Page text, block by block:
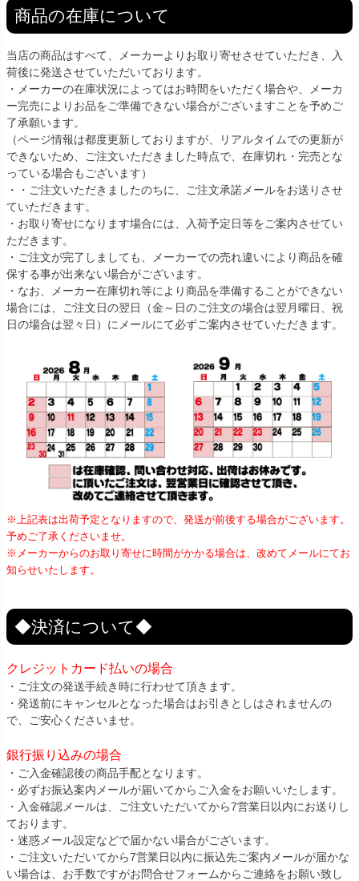
商品の在庫について
当店の商品はすべて、メーカーよりお取り寄せさせていただき、入
荷後に発送させていただいております。
・メーカーの在庫状況によってはお時間をいただく場合や、メーカ
ー完売によりお品をご準備できない場合がございますことを予めご
了承願います。
（ページ情報は都度更新しておりますが、リアルタイムでの更新が
できないため、ご注文いただきました時点で、在庫切れ・完売とな
っている場合もございます）
・・ご注文いただきましたのちに、ご注文承諾メールをお送りさせ
ていただきます。
・お取り寄せになります場合には、入荷予定日等をご案内させてい
ただきます。
・ご注文が完了しましても、メーカーでの売れ違いにより商品を確
保する事が出来ない場合がございます。
・なお、メーカー在庫切れ等により商品を準備することができない
場合には、ご注文日の翌日（金～日のご注文の場合は翌月曜日、祝
日の場合は翌々日）にメールにて必ずご案内させていただきます。
※上記表は出荷予定となりますので、発送が前後する場合がございます。
予めご了承くださいませ。
※メーカーからのお取り寄せに時間がかかる場合は、改めてメールにてお
知らせいたします。
◆決済について◆
クレジットカード払いの場合
・ご注文の発送手続き時に行わせて頂きます。
・発送前にキャンセルとなった場合はお引きとしはされませんの
で、ご安心くださいませ。
銀行振り込みの場合
・ご入金確認後の商品手配となります。
・必ずお振込案内メールが届いてからご入金をお願いいたします。
・入金確認メールは、ご注文いただいてから7営業日以内にお送りし
ております。
・迷惑メール設定などで届かない場合がございます。
・ご注文いただいてから7営業日以内に振込先ご案内メールが届かな
い場合は、お手数ですがお問合せフォームからご連絡をお願い致し